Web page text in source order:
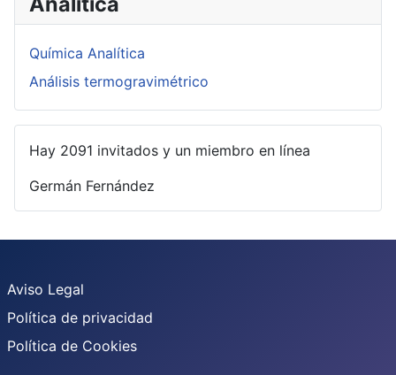
Química Analítica
Análisis termogravimétrico
Hay 2091 invitados y un miembro en línea
Germán Fernández
Aviso Legal
Política de privacidad
Política de Cookies